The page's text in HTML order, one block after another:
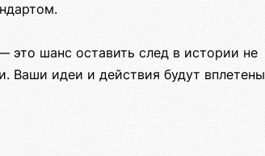
это шанс оставить след в истории не
Ваши идеи и действия будут вплетены